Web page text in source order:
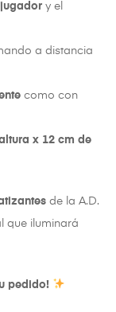
y el
a distancia
como con
x 12 cm de
de la A.D.
que iluminará
pedido!